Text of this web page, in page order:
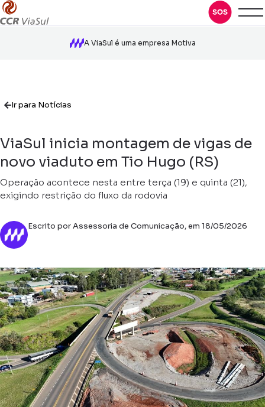
A ViaSul é uma empresa Motiva
Ir para Notícias
ViaSul inicia montagem de vigas de
novo viaduto em Tio Hugo (RS)
Operação acontece nesta entre terça (19) e quinta (21),
exigindo restrição do fluxo da rodovia
Escrito por Assessoria de Comunicação, em 18/05/2026